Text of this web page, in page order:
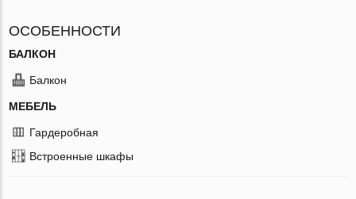
ОСОБЕННОСТИ
БАЛКОН
Балкон
МЕБЕЛЬ
Гардеробная
Встроенные шкафы